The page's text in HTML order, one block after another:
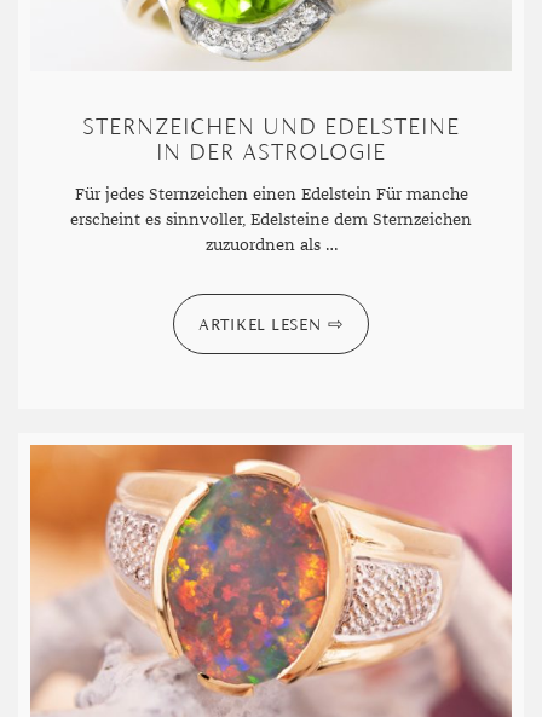
STERNZEICHEN UND EDELSTEINE
IN DER ASTROLOGIE
Für jedes Sternzeichen einen Edelstein Für manche
erscheint es sinnvoller, Edelsteine dem Sternzeichen
zuzuordnen als …
ARTIKEL LESEN